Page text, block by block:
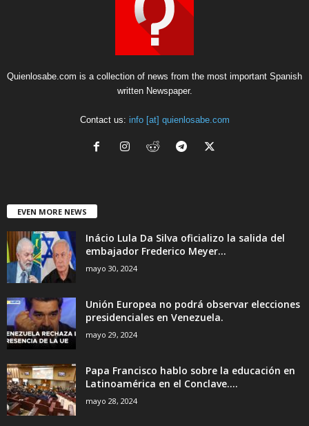
Quienlosabe.com is a collection of news from the most important Spanish
written Newspaper.
Contact us: info [at] quienlosabe.com
EVEN MORE NEWS
Inácio Lula Da Silva oficializo la salida del
embajador Frederico Meyer...
mayo 30, 2024
Unión Europea no podrá observar elecciones
presidenciales en Venezuela.
mayo 29, 2024
Papa Francisco hablo sobre la educación en
Latinoamérica en el Conclave....
mayo 28, 2024